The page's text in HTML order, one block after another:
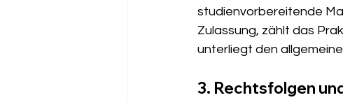
studienvorbereitende
Zulassung, zählt das
unterliegt den
3. Rechtsfolgen